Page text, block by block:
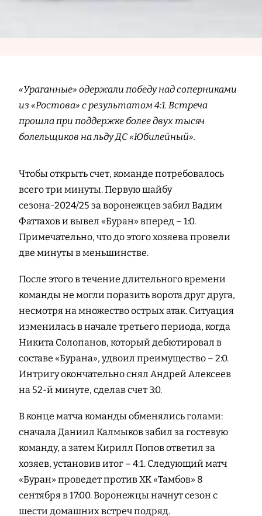
«Ураганные» одержали победу над соперниками
из «Ростова» с результатом 4:1. Встреча
прошла при поддержке более двух тысяч
болельщиков на льду ДС «Юбилейный».
Чтобы открыть счет, команде потребовалось
всего три минуты. Первую шайбу
сезона-2024/25 за воронежцев забил Вадим
Фаттахов и вывел «Буран» вперед – 1:0.
Примечательно, что до этого хозяева провели
две минуты в меньшинстве.
После этого в течение длительного времени
команды не могли поразить ворота друг друга,
несмотря на множество острых атак. Ситуация
изменилась в начале третьего периода, когда
Никита Солопанов, который дебютировал в
составе «Бурана», удвоил преимущество – 2:0.
Интригу окончательно снял Андрей Алексеев
на 52-й минуте, сделав счет 3:0.
В конце матча команды обменялись голами:
сначала Даниил Калмыков забил за гостевую
команду, а затем Кирилл Попов ответил за
хозяев, установив итог – 4:1. Следующий матч
«Буран» проведет против ХК «Тамбов» 8
сентября в 17:00. Воронежцы начнут сезон с
шести домашних встреч подряд.